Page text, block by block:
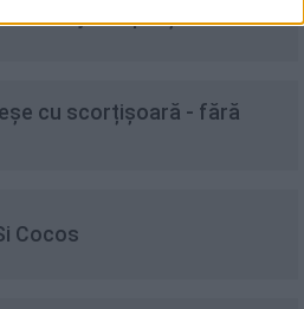
Mic dejun rapid și sănătos
cu scorțișoară - fără
Cocos